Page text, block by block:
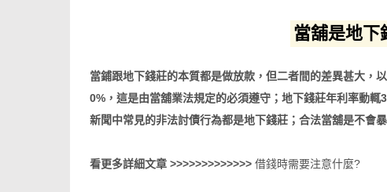
當舖是地下
當鋪跟地下錢莊的本質都是做放款，但二者間的差異甚大，
0%，這是由當舖業法規定的必須遵守；地下錢莊年利率動
新聞中常見的非法討債行為都是地下錢莊；合法當舖是不會
看更多詳細文章 >>>>>>>>>>>>> 借錢時需要注意什麼?